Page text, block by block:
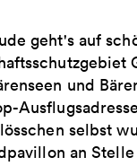
geht's auf
und
selbst
an